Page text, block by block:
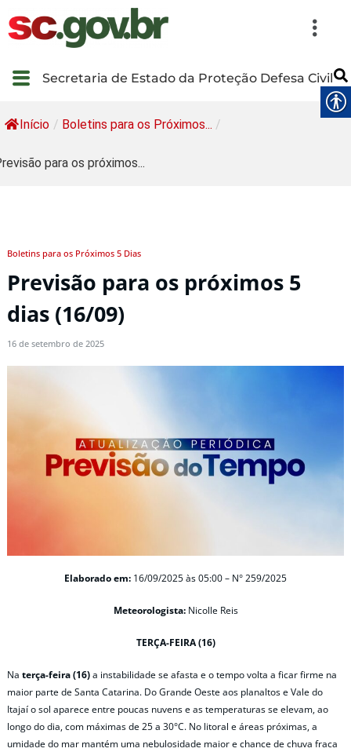
Secretaria de Estado da Proteção Defesa Civil
Início / Boletins para os Próximos... /
para os próximos...
Boletins para os Próximos 5 Dias
Previsão para os próximos 5
dias (16/09)
16 de setembro de 2025
Elaborado em: 16/09/2025 às 05:00 – N° 259/2025
Meteorologista: Nicolle Reis
TERÇA-FEIRA (16)
Na terça-feira (16)a instabilidade se afasta e o tempo volta a ficar firme na
maior parte de Santa Catarina. Do Grande Oeste aos planaltos e Vale do
Itajaí o sol aparece entre poucas nuvens e as temperaturas se elevam, ao
longo do dia, com máximas de 25 a 30°C. No litoral e áreas próximas, a
umidade do mar mantém uma nebulosidade maior e chance de chuva fraca